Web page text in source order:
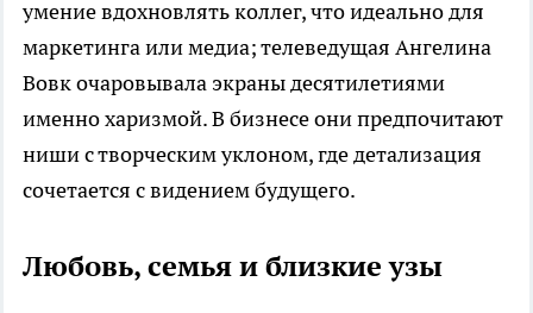
умение вдохновлять коллег, что идеально для
маркетинга или медиа; телеведущая Ангелина
Вовк очаровывала экраны десятилетиями
именно харизмой. В бизнесе они предпочитают
ниши с творческим уклоном, где детализация
сочетается с видением будущего.​
Любовь, семья и близкие узы